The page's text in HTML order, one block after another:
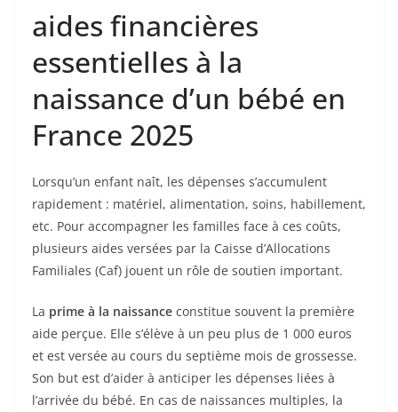
aides financières
essentielles à la
naissance d’un bébé en
France 2025
Lorsqu’un enfant naît, les dépenses s’accumulent
rapidement : matériel, alimentation, soins, habillement,
etc. Pour accompagner les familles face à ces coûts,
plusieurs aides versées par la Caisse d’Allocations
Familiales (Caf) jouent un rôle de soutien important.
La prime à la naissance constitue souvent la première
aide perçue. Elle s’élève à un peu plus de 1 000 euros
et est versée au cours du septième mois de grossesse.
Son but est d’aider à anticiper les dépenses liées à
l’arrivée du bébé. En cas de naissances multiples, la